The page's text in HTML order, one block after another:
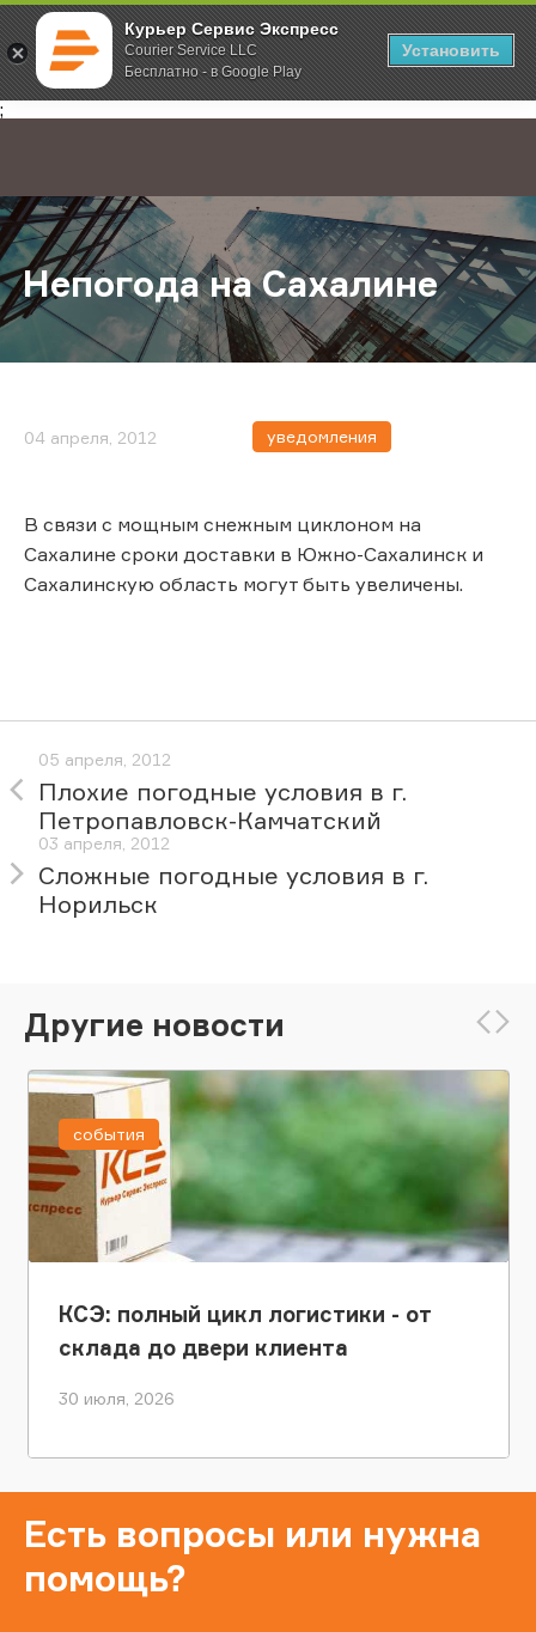
Курьер Сервис Экспресс
Courier Service LLC
Бесплатно - в Google Play
Установить
;
Главная О компании Новости Непогода на Сахалине
Непогода на Сахалине
04 апреля, 2012 уведомления
В связи с мощным снежным циклоном на
Сахалине сроки доставки в Южно-Сахалинск и
Сахалинскую область могут быть увеличены.
05 апреля, 2012
Плохие погодные условия в г.
Петропавловск-Камчатский
03 апреля, 2012
Cложные погодные условия в г.
Норильск
Другие новости
КСЭ: полный цикл логистики - от
склада до двери клиента
30 июля, 2026
события
Есть вопросы или нужна
помощь?